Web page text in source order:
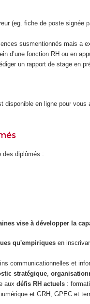
(eg. fiche de poste
susmentionnés mais
d’une fonction RH ou en
un rapport de stage en
disponible en ligne pour
des diplômés :
vise à développer la
qu'empiriques en
communicationnelles et
stratégique,
aux défis RH actuels:
et GRH, GPEC et